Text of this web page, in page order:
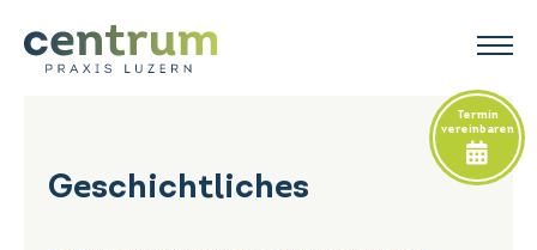
Termin
vereinbaren
Geschichtliches